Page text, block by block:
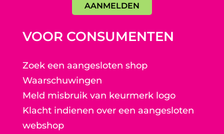
AANMELDEN
VOOR CONSUMENTEN
Zoek een aangesloten shop
Waarschuwingen
Meld misbruik van keurmerk logo
Klacht indienen over een aangesloten
webshop